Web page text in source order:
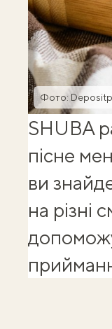
Фото:
SHUBA
пісне
ви
на різні